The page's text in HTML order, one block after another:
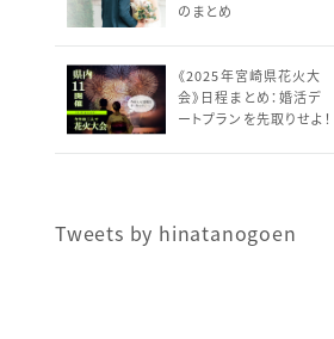
のまとめ
《2025年宮崎県花火大
会》日程まとめ：婚活デ
ートプランを先取りせよ！
Tweets by hinatanogoen